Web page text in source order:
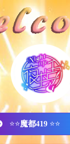
⭐⭐魔都419 ⭐⭐